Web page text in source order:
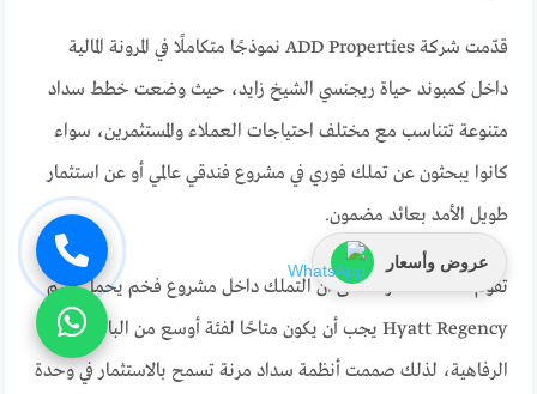
قدّمت شركة ADD Properties نموذجًا متكاملًا في المرونة المالية
داخل كمبوند حياة ريجنسي الشيخ زايد، حيث وضعت خطط سداد
متنوعة تتناسب مع مختلف احتياجات العملاء والمستثمرين، سواء
كانوا يبحثون عن تملك فوري في مشروع فندقي عالمي أو عن استثمار
طويل الأمد بعائد مضمون.
تقوم فلسفة الشركة على أن التملك داخل مشروع فخم يحمل اسم
Hyatt Regency يجب أن يكون متاحًا لفئة أوسع من الباحثين عن
الرفاهية، لذلك صممت أنظمة سداد مرنة تسمح بالاستثمار في وحدة
عروض وأسعار